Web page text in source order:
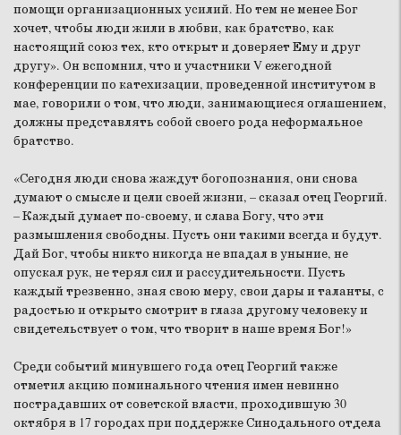
помощи организационных усилий. Но тем не менее Бог
хочет, чтобы люди жили в любви, как братство, как
настоящий союз тех, кто открыт и доверяет Ему и друг
другу». Он вспомнил, что и участники V ежегодной
конференции по катехизации, проведенной институтом в
мае, говорили о том, что люди, занимающиеся оглашением,
должны представлять собой своего рода неформальное
братство.
«Сегодня люди снова жаждут богопознания, они снова
думают о смысле и цели своей жизни, – сказал отец Георгий.
– Каждый думает по-своему, и слава Богу, что эти
размышления свободны. Пусть они такими всегда и будут.
Дай Бог, чтобы никто никогда не впадал в уныние, не
опускал рук, не терял сил и рассудительности. Пусть
каждый трезвенно, зная свою меру, свои дары и таланты, с
радостью и открыто смотрит в глаза другому человеку и
свидетельствует о том, что творит в наше время Бог!»
Среди событий минувшего года отец Георгий также
отметил акцию поминального чтения имен невинно
пострадавших от советской власти, проходившую 30
октября в 17 городах при поддержке Синодального отдела